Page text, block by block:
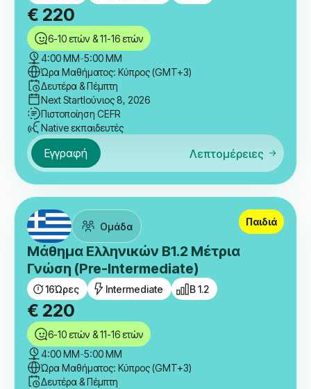
€ 220
6-10 ετών & 11-16 ετών
4:00 ΜΜ-5:00 ΜΜ
Ώρα Μαθήματος: Κύπρος (GMT+3)
Δευτέρα & Πέμπτη
Next StartΙούνιος 8, 2026
Πιστοποίηση CEFR
Native εκπαιδευτές
Εγγραφή Λεπτομέρειες
Ομάδα
Μάθημα Ελληνικών B1.2 Μέτρια
Γνώση (Pre-Intermediate)
16Ώρες Intermediate B 1.2
Παιδιά
€ 220
6-10 ετών & 11-16 ετών
4:00 ΜΜ-5:00 ΜΜ
Ώρα Μαθήματος: Κύπρος (GMT+3)
Δευτέρα & Πέμπτη